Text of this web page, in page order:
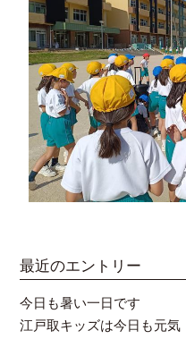
最近のエントリー
今日も暑い一日です
江戸取キッズは今日も元気